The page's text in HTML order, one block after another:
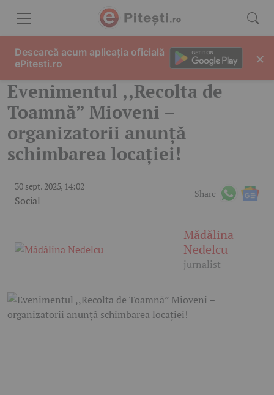
Evenimentul ,,Recolta de
Toamnă” Mioveni –
organizatorii anunță
schimbarea locației!
30 sept. 2025, 14:02
Social
Share
Mădălina
Nedelcu
jurnalist
Descarcă acum aplicația oficială
ePitesti.ro
×